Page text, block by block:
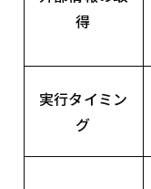
得
実行タイミン
グ